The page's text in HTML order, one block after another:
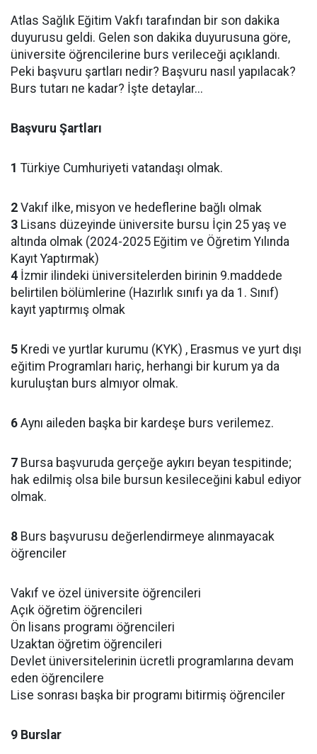
Atlas Sağlık Eğitim Vakfı tarafından bir son dakika
duyurusu geldi. Gelen son dakika duyurusuna göre,
üniversite öğrencilerine burs verileceği açıklandı.
Peki başvuru şartları nedir? Başvuru nasıl yapılacak?
Burs tutarı ne kadar? İşte detaylar...
Başvuru Şartları
1 Türkiye Cumhuriyeti vatandaşı olmak.
2 Vakıf ilke, misyon ve hedeflerine bağlı olmak
3 Lisans düzeyinde üniversite bursu İçin 25 yaş ve
altında olmak (2024-2025 Eğitim ve Öğretim Yılında
Kayıt Yaptırmak)
4 İzmir ilindeki üniversitelerden birinin 9.maddede
belirtilen bölümlerine (Hazırlık sınıfı ya da 1. Sınıf)
kayıt yaptırmış olmak
5 Kredi ve yurtlar kurumu (KYK) , Erasmus ve yurt dışı
eğitim Programları hariç, herhangi bir kurum ya da
kuruluştan burs almıyor olmak.
6 Aynı aileden başka bir kardeşe burs verilemez.
7 Bursa başvuruda gerçeğe aykırı beyan tespitinde;
hak edilmiş olsa bile bursun kesileceğini kabul ediyor
olmak.
8 Burs başvurusu değerlendirmeye alınmayacak
öğrenciler
Vakıf ve özel üniversite öğrencileri
Açık öğretim öğrencileri
Ön lisans programı öğrencileri
Uzaktan öğretim öğrencileri
Devlet üniversitelerinin ücretli programlarına devam
eden öğrencilere
Lise sonrası başka bir programı bitirmiş öğrenciler
9 Burslar